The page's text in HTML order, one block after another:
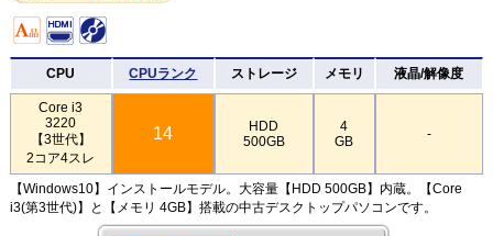
CPU CPUランク ストレージ メモリ 液晶/解像度
Core i3
3220
【3世代】
2コア4スレ
14
HDD
500GB
4
GB
-
【Windows10】インストールモデル。大容量【HDD 500GB】内蔵。【Core
i3(第3世代)】と【メモリ 4GB】搭載の中古デスクトップパソコンです。